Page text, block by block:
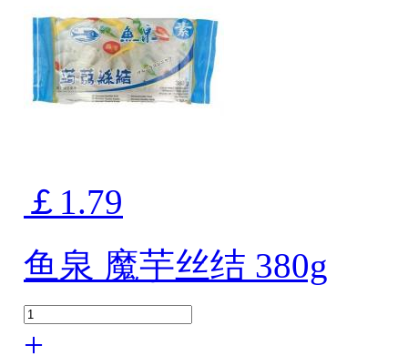
￡1.79
鱼泉 魔芋丝结 380g
+